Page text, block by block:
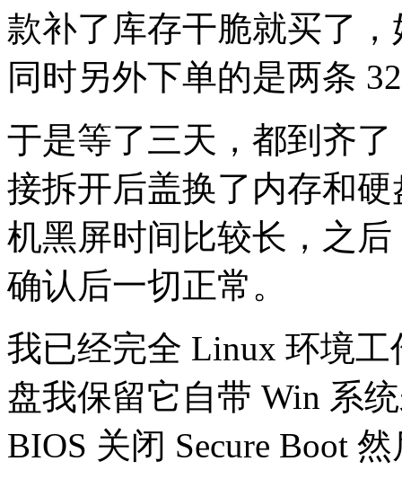
款补了库存干脆就买了
同时另外下单的是两条
于是等了三天，都到齐
接拆开后盖换了内存和
机黑屏时间比较长，之
确认后一切正常。
我已经完全 Linux 环境
盘我保留它自带 Win 系
BIOS 关闭 Secure Boot